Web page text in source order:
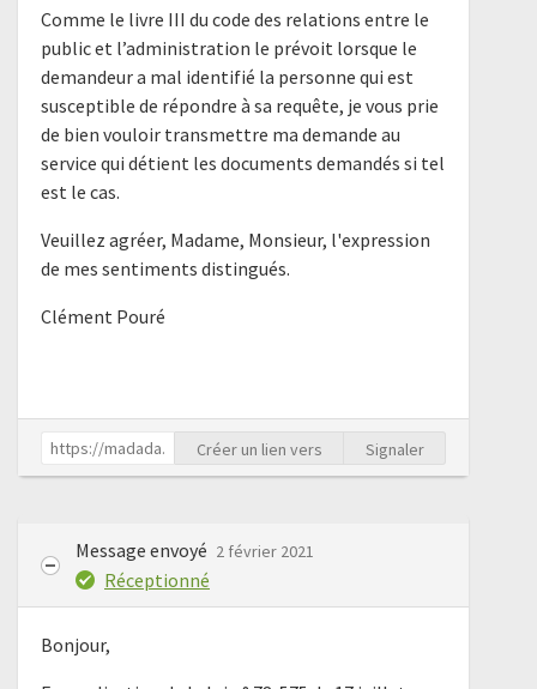
Comme le livre III du code des relations entre le
public et l’administration le prévoit lorsque le
demandeur a mal identifié la personne qui est
susceptible de répondre à sa requête, je vous prie
de bien vouloir transmettre ma demande au
service qui détient les documents demandés si tel
est le cas.
Veuillez agréer, Madame, Monsieur, l'expression
de mes sentiments distingués.
Clément Pouré
Créer un lien vers Signaler
Message envoyé 2 février 2021
Réceptionné
Bonjour,